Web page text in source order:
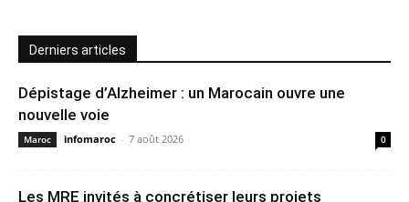
Derniers articles
Dépistage d’Alzheimer : un Marocain ouvre une
nouvelle voie
Maroc infomaroc - 7 août 2026 0
Les MRE invités à concrétiser leurs projets